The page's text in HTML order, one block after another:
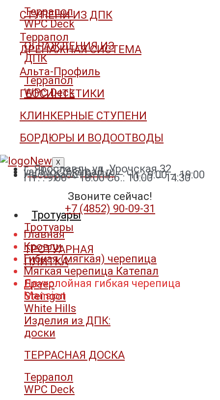
Террапол
WPC Deck
ОГРАЖДЕНИЯ ИЗ
ДПК
Террапол
WPC Deck
Тротуары
Тротуары
ТРОТУАРНАЯ
ПЛИТКА
Браер
Steingot
White Hills
Изделия из ДПК:
доски
ТЕРРАСНАЯ ДОСКА
Террапол
WPC Deck
СТУПЕНИ ИЗ ДПК
Террапол
ДРЕНАЖНАЯ СИСТЕМА
Альта-Профиль
ГЕОСИНТЕТИКИ
КЛИНКЕРНЫЕ СТУПЕНИ
БОРДЮРЫ И ВОДООТВОДЫ
X
г. Ярославль ул. Урочская 32
yardvor76@mail.ru
Часы работы: Пн. – Чт.: 9:00 – 19:00
Пт. : 9:00 – 18:00 Сб.: 10:00 – 14:30
Звоните сейчас!
+7 (4852) 90-09-31​
Главная
Кровли
Гибкая (мягкая) черепица
Мягкая черепица Катепал
Двухслойная гибкая черепица
Mansion